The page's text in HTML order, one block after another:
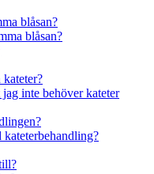
blåsan?
blåsan?
inte behöver kateter
kateterbehandling?